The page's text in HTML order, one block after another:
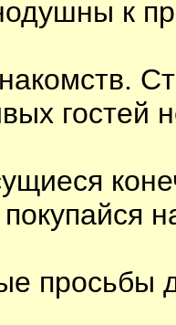
к
гостей
просьбы